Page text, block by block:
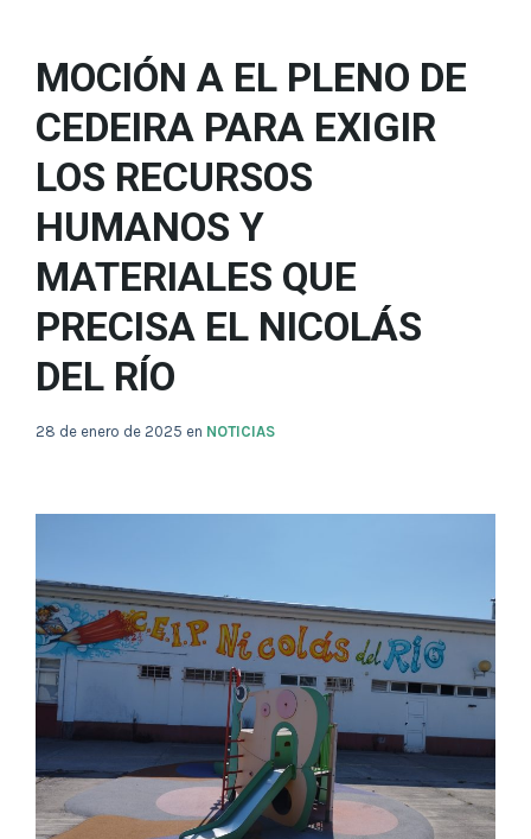
MOCIÓN A EL PLENO DE
CEDEIRA PARA EXIGIR
LOS RECURSOS
HUMANOS Y
MATERIALES QUE
PRECISA EL NICOLÁS
DEL RÍO
28 de enero de 2025 en NOTICIAS